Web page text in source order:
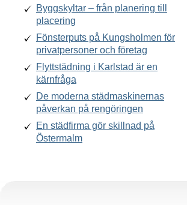
Byggskyltar – från planering till
placering
Fönsterputs på Kungsholmen för
privatpersoner och företag
Flyttstädning i Karlstad är en
kärnfråga
De moderna städmaskinernas
påverkan på rengöringen
En städfirma gör skillnad på
Östermalm